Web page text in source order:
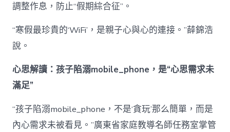
調整作息，防止“假期綜合征”。
“寒假最珍貴的‘WiFi’，是親子心與心的連接。”薛錦浩
說。
心思解讀：孩子陷溺mobile_phone，是“心思需求未
滿足”
“孩子陷溺mobile_phone，不是‘貪玩’那么簡單，而是
內心需求未被看見。”廣東省家庭教導名師任務室掌管